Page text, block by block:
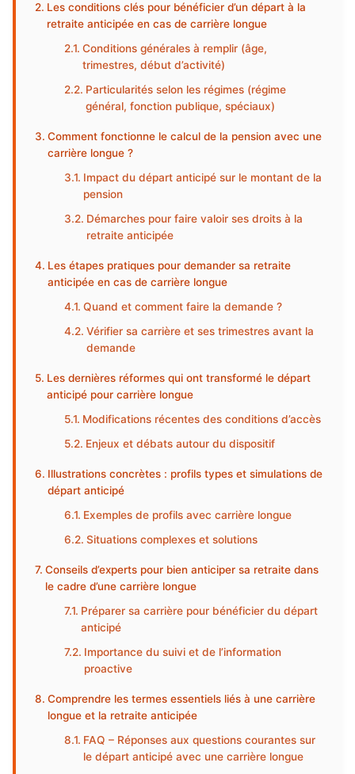
Les conditions clés pour bénéficier d’un départ à la
retraite anticipée en cas de carrière longue
Conditions générales à remplir (âge,
trimestres, début d’activité)
Particularités selon les régimes (régime
général, fonction publique, spéciaux)
Comment fonctionne le calcul de la pension avec une
carrière longue ?
Impact du départ anticipé sur le montant de la
pension
Démarches pour faire valoir ses droits à la
retraite anticipée
Les étapes pratiques pour demander sa retraite
anticipée en cas de carrière longue
Quand et comment faire la demande ?
Vérifier sa carrière et ses trimestres avant la
demande
Les dernières réformes qui ont transformé le départ
anticipé pour carrière longue
Modifications récentes des conditions d’accès
Enjeux et débats autour du dispositif
Illustrations concrètes : profils types et simulations de
départ anticipé
Exemples de profils avec carrière longue
Situations complexes et solutions
Conseils d’experts pour bien anticiper sa retraite dans
le cadre d’une carrière longue
Préparer sa carrière pour bénéficier du départ
anticipé
Importance du suivi et de l’information
proactive
Comprendre les termes essentiels liés à une carrière
longue et la retraite anticipée
FAQ – Réponses aux questions courantes sur
le départ anticipé avec une carrière longue